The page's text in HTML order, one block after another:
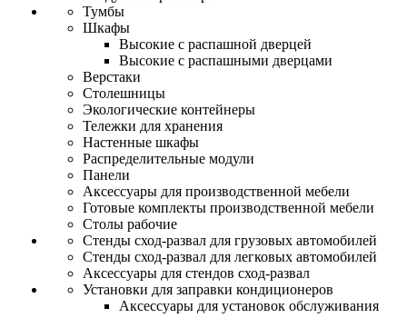
Тумбы
Шкафы
Высокие с распашной дверцей
Высокие с распашными дверцами
Верстаки
Столешницы
Экологические контейнеры
Тележки для хранения
Настенные шкафы
Распределительные модули
Панели
Аксессуары для производственной мебели
Готовые комплекты производственной мебели
Столы рабочие
Стенды сход-развал для грузовых автомобилей
Стенды сход-развал для легковых автомобилей
Аксессуары для стендов сход-развал
Установки для заправки кондиционеров
Аксессуары для установок обслуживания